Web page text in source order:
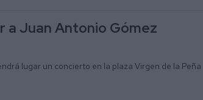
a Juan Antonio Gómez
lugar un concierto en la plaza Virgen de la Peña